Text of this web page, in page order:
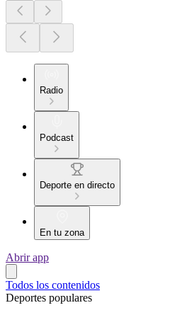
Radio
Podcast
Deporte en directo
En tu zona
Abrir app
Todos los contenidos
Deportes populares